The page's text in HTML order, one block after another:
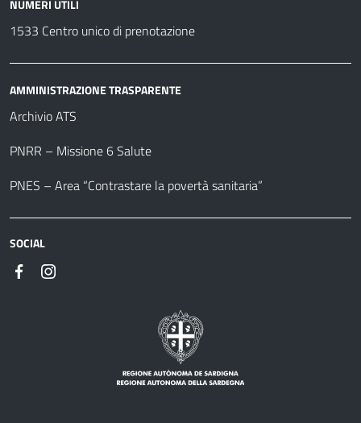
NUMERI UTILI
1533 Centro unico di prenotazione
AMMINISTRAZIONE TRASPARENTE
Archivio ATS
PNRR – Missione 6 Salute
PNES – Area “Contrastare la povertà sanitaria”
SOCIAL